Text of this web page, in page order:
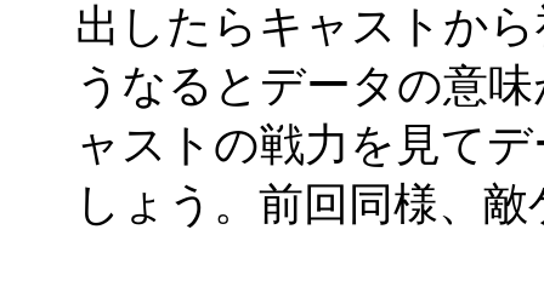
出したらキャストか
うなるとデータの意
ャストの戦力を見て
しょう。前回同様、